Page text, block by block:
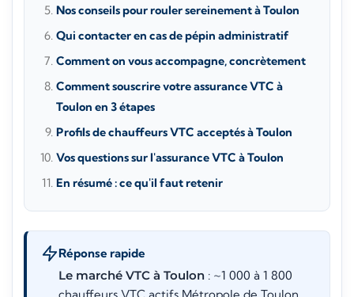
Nos conseils pour rouler sereinement à Toulon
Qui contacter en cas de pépin administratif
Comment on vous accompagne, concrètement
Comment souscrire votre assurance VTC à
Toulon en 3 étapes
Profils de chauffeurs VTC acceptés à Toulon
Vos questions sur l'assurance VTC à Toulon
En résumé : ce qu'il faut retenir
Réponse rapide
Le marché VTC à Toulon : ~1 000 à 1 800